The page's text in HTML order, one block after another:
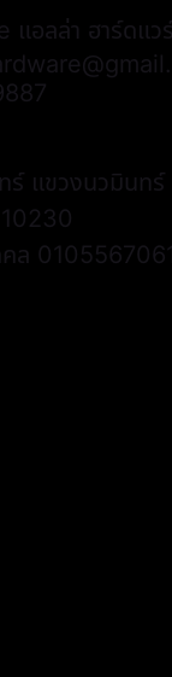
อลล่า ฮาร์ดแว
แขวงนวมินทร์
คล